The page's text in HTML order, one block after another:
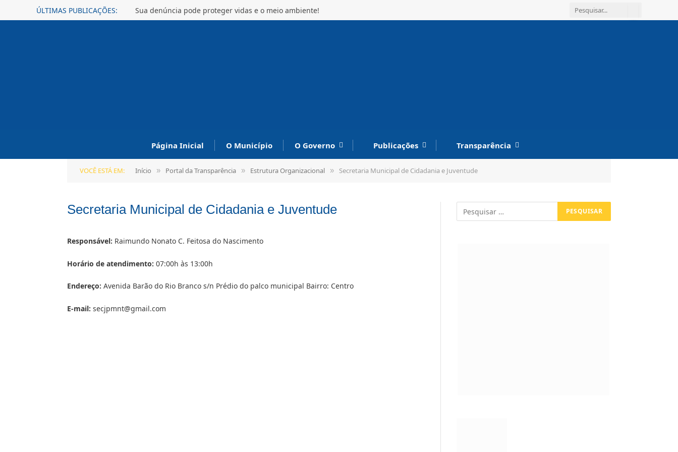
ÚLTIMAS PUBLICAÇÕES: Sua denúncia pode proteger vidas e o meio ambiente!
Página Inicial O Município O Governo Publicações Transparência
VOCÊ ESTÁ EM: Início » Portal da Transparência » Estrutura Organizacional » Secretaria Municipal de Cidadania e Juventude
Secretaria Municipal de Cidadania e Juventude
Responsável: Raimundo Nonato C. Feitosa do Nascimento
Horário de atendimento: 07:00h às 13:00h
Endereço: Avenida Barão do Rio Branco s/n Prédio do palco municipal Bairro: Centro
E-mail: secjpmnt@gmail.com